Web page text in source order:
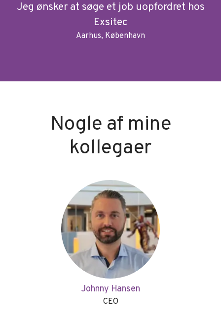
Jeg ønsker at søge et job uopfordret hos
Exsitec
Aarhus, København
Nogle af mine
kollegaer
Johnny Hansen
CEO